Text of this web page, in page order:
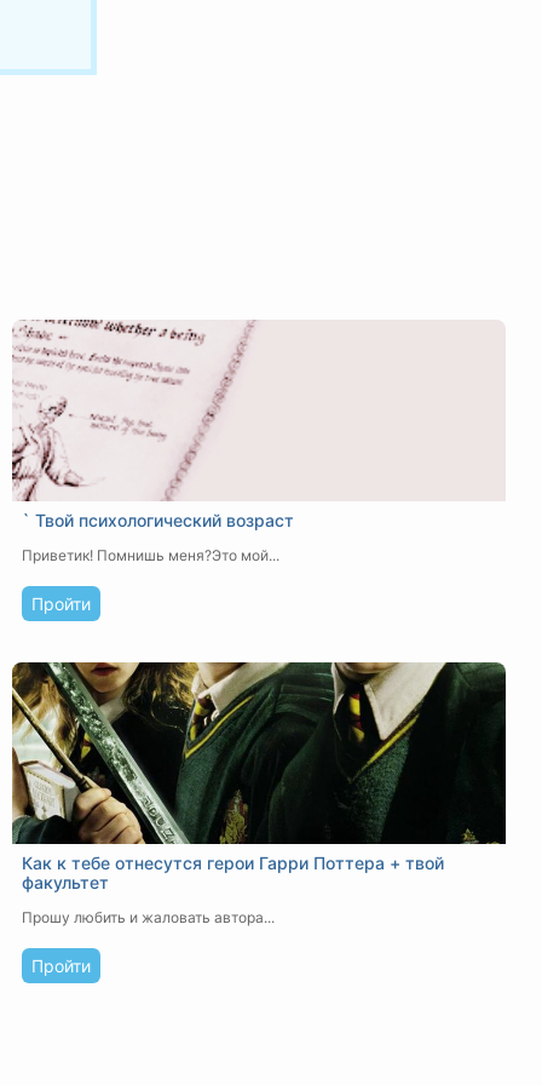
` Твой психологический возраст
Приветик! Помнишь меня?Это мой...
Пройти
Как к тебе отнесутся герои Гарри Поттера + твой
факультет
Прошу любить и жаловать автора...
Пройти